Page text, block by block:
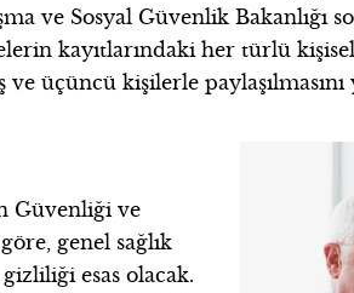
ve Sosyal Güvenlik Bakanlığı
kayıtlarındaki her türlü
üçüncü kişilerle paylaşılmasını
Güvenliği ve
genel sağlık
esas olacak.